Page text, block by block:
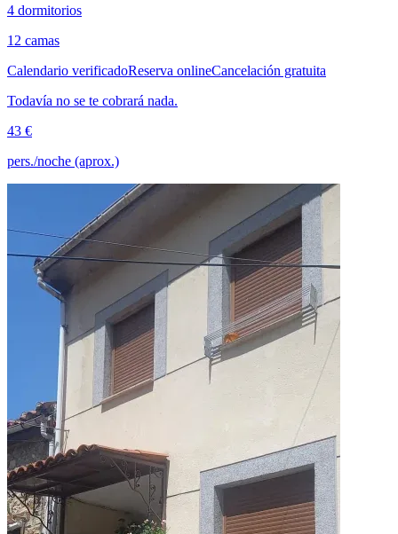
4 dormitorios
12 camas
Calendario verificadoReserva onlineCancelación gratuita
Todavía no se te cobrará nada.
43 €
pers./noche (aprox.)